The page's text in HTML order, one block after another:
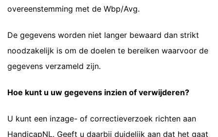
overeenstemming met de Wbp/Avg.
De gegevens worden niet langer bewaard dan strikt
noodzakelijk is om de doelen te bereiken waarvoor de
gegevens verzameld zijn.
Hoe kunt u uw gegevens inzien of verwijderen?
U kunt een inzage- of correctieverzoek richten aan
HandicapNL. Geeft u daarbij duidelijk aan dat het gaat